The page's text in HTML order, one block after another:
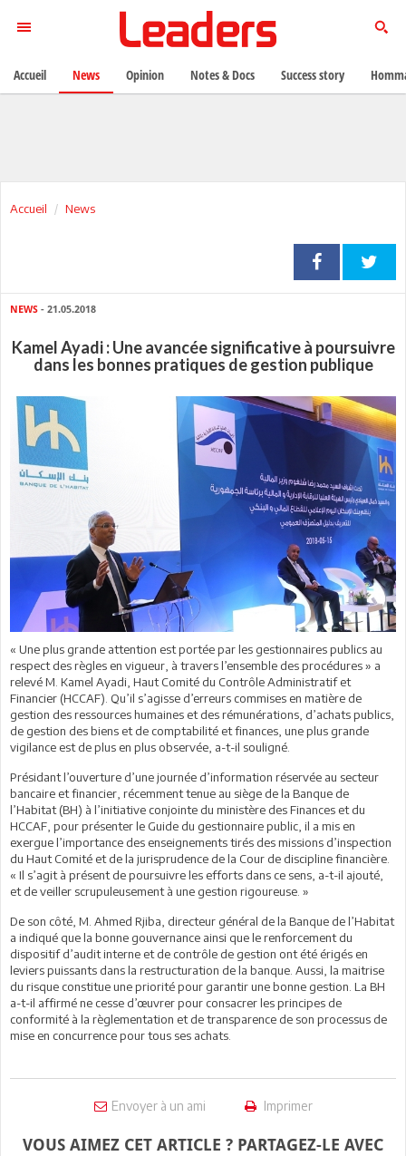
Accueil News
NEWS - 21.05.2018
Kamel Ayadi : Une avancée significative à poursuivre
dans les bonnes pratiques de gestion publique
« Une plus grande attention est portée par les gestionnaires publics au
respect des règles en vigueur, à travers l’ensemble des procédures » a
relevé M. Kamel Ayadi, Haut Comité du Contrôle Administratif et
Financier (HCCAF). Qu’il s’agisse d’erreurs commises en matière de
gestion des ressources humaines et des rémunérations, d’achats publics,
de gestion des biens et de comptabilité et finances, une plus grande
vigilance est de plus en plus observée, a-t-il souligné.
Présidant l’ouverture d’une journée d’information réservée au secteur
bancaire et financier, récemment tenue au siège de la Banque de
l’Habitat (BH) à l’initiative conjointe du ministère des Finances et du
HCCAF, pour présenter le Guide du gestionnaire public, il a mis en
exergue l’importance des enseignements tirés des missions d’inspection
du Haut Comité et de la jurisprudence de la Cour de discipline financière.
« Il s’agit à présent de poursuivre les efforts dans ce sens, a-t-il ajouté,
et de veiller scrupuleusement à une gestion rigoureuse. »
De son côté, M. Ahmed Rjiba, directeur général de la Banque de l’Habitat
a indiqué que la bonne gouvernance ainsi que le renforcement du
dispositif d’audit interne et de contrôle de gestion ont été érigés en
leviers puissants dans la restructuration de la banque. Aussi, la maitrise
du risque constitue une priorité pour garantir une bonne gestion. La BH
a-t-il affirmé ne cesse d’œuvrer pour consacrer les principes de
conformité à la règlementation et de transparence de son processus de
mise en concurrence pour tous ses achats.
Envoyer à un ami Imprimer
VOUS AIMEZ CET ARTICLE ? PARTAGEZ-LE AVEC
Accueil News Opinion Notes & Docs Success story